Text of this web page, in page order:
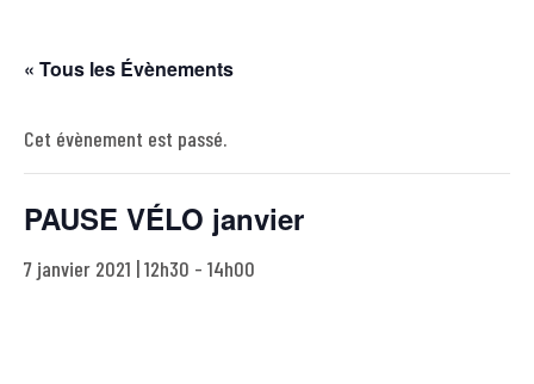
« Tous les Évènements
Cet évènement est passé.
PAUSE VÉLO janvier
7 janvier 2021 | 12h30 - 14h00